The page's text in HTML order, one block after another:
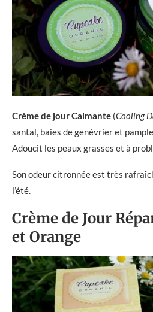
Crème de jour Calmante (Cooling
santal, baies de genévrier et
Adoucit les peaux grasses et à
Son odeur citronnée est très
l’été.
Crème de Jour
et Orange